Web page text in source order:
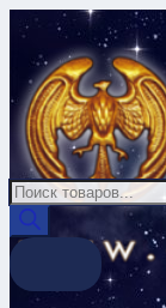
Перейти
навигации
Перейти
содержимому
Поиск
товаров